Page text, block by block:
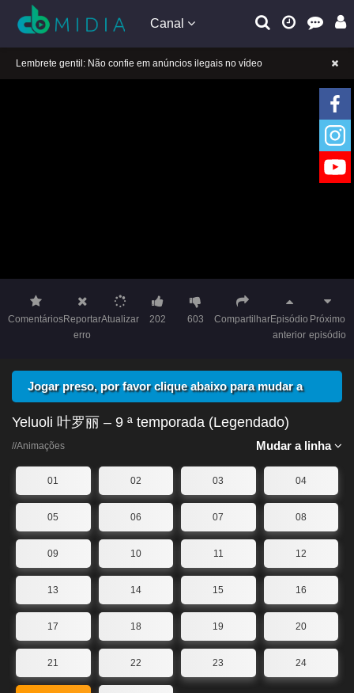
Canal
A tocar：Yeluoli 叶罗丽 – 9 ª temporada (Legendado)-25
ComentáriosReportar
erro
Atualizar 202 603 CompartilharEpisódio
anterior
Próximo
episódio
Jogar preso, por favor clique abaixo para mudar a
linha
Yeluoli 叶罗丽 – 9 ª temporada (Legendado)
Mudar a linha
//Animações
01 02 03 04
05 06 07 08
09 10 11 12
13 14 15 16
17 18 19 20
21 22 23 24